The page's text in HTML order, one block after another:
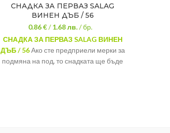
СНАДКА ЗА ПЕРВАЗ SALAG
ВИНЕН ДЪБ / 56
0.86 €/1.68лв. / бр.
СНАДКА ЗА ПЕРВАЗ SALAG ВИНЕН
ДЪБ / 56Ако сте предприели мерки за
подмяна на под, то снадката ще бъде